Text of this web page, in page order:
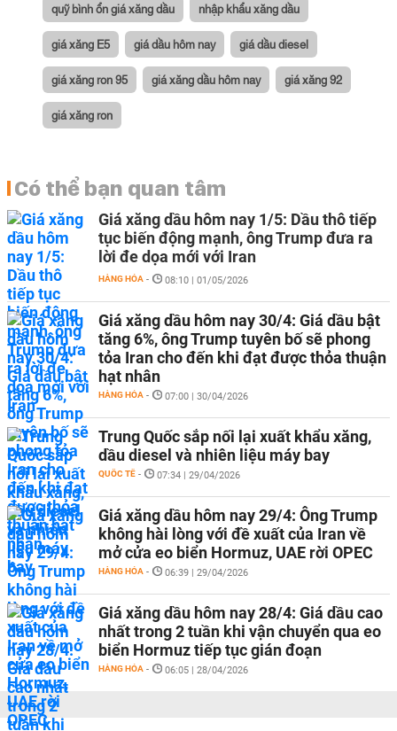
quỹ bình ổn giá xăng dầu nhập khẩu xăng dầu
giá xăng E5 giá dầu hôm nay giá dầu diesel
giá xăng ron 95 giá xăng dầu hôm nay giá xăng 92
giá xăng ron
Có thể bạn quan tâm
Giá xăng dầu hôm nay 1/5: Dầu thô tiếp
tục biến động mạnh, ông Trump đưa ra
lời đe dọa mới với Iran
HÀNG HÓA - 08:10 | 01/05/2026
Giá xăng dầu hôm nay 30/4: Giá dầu bật
tăng 6%, ông Trump tuyên bố sẽ phong
tỏa Iran cho đến khi đạt được thỏa thuận
hạt nhân
HÀNG HÓA - 07:00 | 30/04/2026
Trung Quốc sắp nối lại xuất khẩu xăng,
dầu diesel và nhiên liệu máy bay
QUỐC TẾ - 07:34 | 29/04/2026
Giá xăng dầu hôm nay 29/4: Ông Trump
không hài lòng với đề xuất của Iran về
mở cửa eo biển Hormuz, UAE rời OPEC
HÀNG HÓA - 06:39 | 29/04/2026
Giá xăng dầu hôm nay 28/4: Giá dầu cao
nhất trong 2 tuần khi vận chuyển qua eo
biển Hormuz tiếp tục gián đoạn
HÀNG HÓA - 06:05 | 28/04/2026